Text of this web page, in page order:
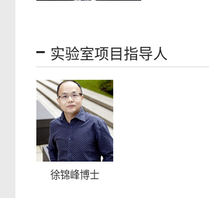
实验室项目指导人
徐锦峰博士